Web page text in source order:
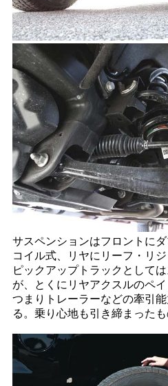
サスペンションはフロントに
コイル式、リヤにリーフ・リ
ピックアップトラックとして
が、とくにリヤアクスルのペ
つまりトレーラーなどの牽引
る。乗り心地も引き締まったも